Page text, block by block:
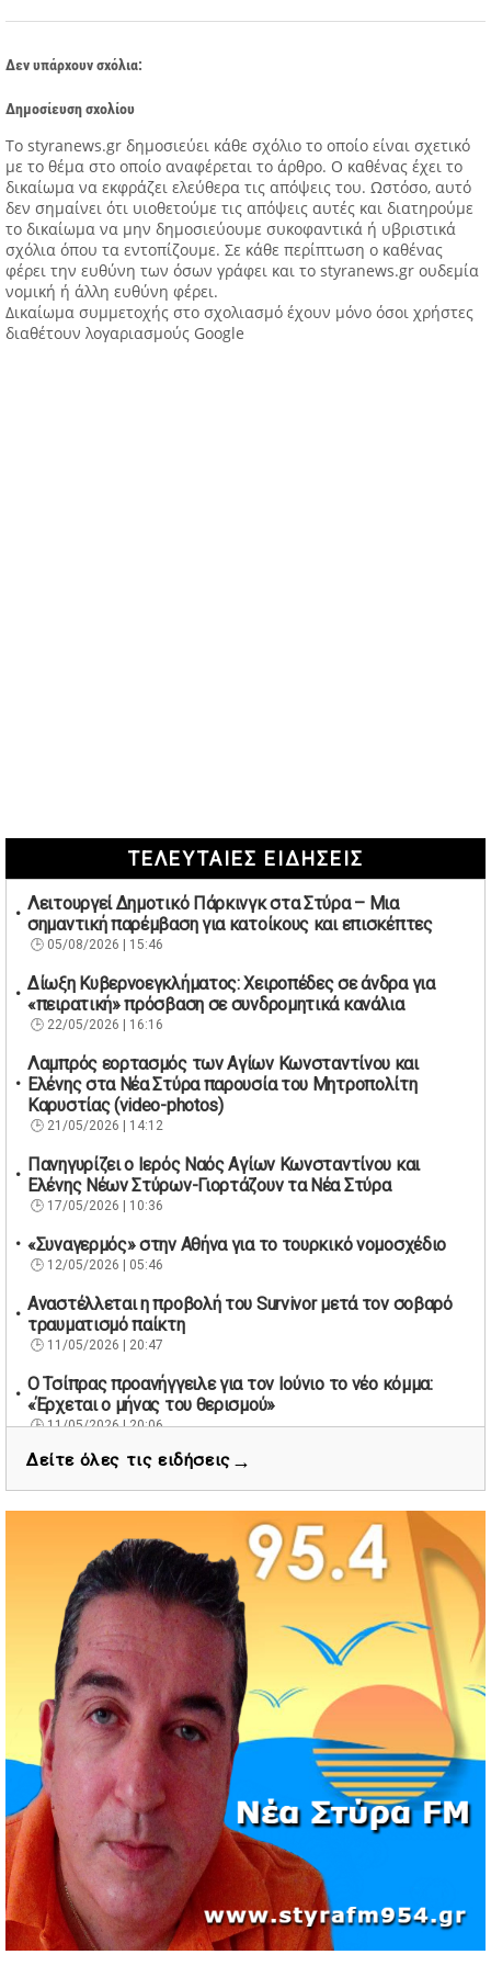
Δεν υπάρχουν σχόλια:
Δημοσίευση σχολίου
Tο styranews.gr δημοσιεύει κάθε σχόλιο το οποίο είναι σχετικό
με το θέμα στο οποίο αναφέρεται το άρθρο. Ο καθένας έχει το
δικαίωμα να εκφράζει ελεύθερα τις απόψεις του. Ωστόσο, αυτό
δεν σημαίνει ότι υιοθετούμε τις απόψεις αυτές και διατηρούμε
το δικαίωμα να μην δημοσιεύουμε συκοφαντικά ή υβριστικά
σχόλια όπου τα εντοπίζουμε. Σε κάθε περίπτωση ο καθένας
φέρει την ευθύνη των όσων γράφει και το styranews.gr ουδεμία
νομική ή άλλη ευθύνη φέρει.
Δικαίωμα συμμετοχής στο σχολιασμό έχουν μόνο όσοι χρήστες
διαθέτουν λογαριασμούς Google
ΤΕΛΕΥΤΑΙΕΣ ΕΙΔΗΣΕΙΣ
Λειτουργεί Δημοτικό Πάρκινγκ στα Στύρα – Μια
σημαντική παρέμβαση για κατοίκους και επισκέπτες
05/08/2026 | 15:46
Δίωξη Κυβερνοεγκλήματος: Χειροπέδες σε άνδρα για
«πειρατική» πρόσβαση σε συνδρομητικά κανάλια
22/05/2026 | 16:16
Λαμπρός εορτασμός των Αγίων Κωνσταντίνου και
Ελένης στα Νέα Στύρα παρουσία του Μητροπολίτη
Καρυστίας (video-photos)
21/05/2026 | 14:12
Πανηγυρίζει ο Ιερός Ναός Αγίων Κωνσταντίνου και
Ελένης Νέων Στύρων-Γιορτάζουν τα Νέα Στύρα
17/05/2026 | 10:36
«Συναγερμός» στην Αθήνα για το τουρκικό νομοσχέδιο
12/05/2026 | 05:46
Αναστέλλεται η προβολή του Survivor μετά τον σοβαρό
τραυματισμό παίκτη
11/05/2026 | 20:47
Ο Τσίπρας προανήγγειλε για τον Ιούνιο το νέο κόμμα:
«Έρχεται ο μήνας του θερισμού»
11/05/2026 | 20:06
67 βουλευτές των Εργατικών ζητούν την παραίτηση του
Διάσωση 40 μεταναστών νότια της Γαύδου μετά από
εντοπισμό λέμβου
11/05/2026 | 19:37
Νέος πρόεδρος στον Αθλητικό Όμιλο Νέων Στύρων ο
Αντώνης Κουμάκης
11/05/2026 | 16:32
Formula 1: Κυριαρχία Αντονέλι στο Μαϊάμι και αύξηση
διαφοράς στη βαθμολογία
03/05/2026 | 19:35
Αυξήσεις στην αμόλυβδη βενζίνη σε υψηλά επίπεδα από
την αρχή της κρίσης
03/05/2026 | 10:30
Χιόνισε σε Πάρνηθα και Πεντέλη – Διακοπή κυκλοφορίας
στη Λ. Πάρνηθος
03/05/2026 | 09:49
Πιέσεις στην παγκόσμια αγορά πετρελαίου και
Δείτε όλες τις ειδήσεις →